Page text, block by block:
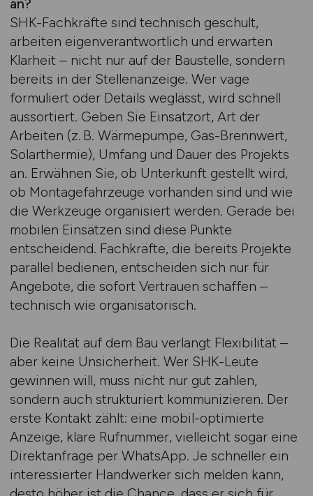
an?
SHK-Fachkräfte sind technisch geschult,
arbeiten eigenverantwortlich und erwarten
Klarheit – nicht nur auf der Baustelle, sondern
bereits in der Stellenanzeige. Wer vage
formuliert oder Details weglässt, wird schnell
aussortiert. Geben Sie Einsatzort, Art der
Arbeiten (z. B. Wärmepumpe, Gas-Brennwert,
Solarthermie), Umfang und Dauer des Projekts
an. Erwähnen Sie, ob Unterkunft gestellt wird,
ob Montagefahrzeuge vorhanden sind und wie
die Werkzeuge organisiert werden. Gerade bei
mobilen Einsätzen sind diese Punkte
entscheidend. Fachkräfte, die bereits Projekte
parallel bedienen, entscheiden sich nur für
Angebote, die sofort Vertrauen schaffen –
technisch wie organisatorisch.
Die Realität auf dem Bau verlangt Flexibilität –
aber keine Unsicherheit. Wer SHK-Leute
gewinnen will, muss nicht nur gut zahlen,
sondern auch strukturiert kommunizieren. Der
erste Kontakt zählt: eine mobil-optimierte
Anzeige, klare Rufnummer, vielleicht sogar eine
Direktanfrage per WhatsApp. Je schneller ein
interessierter Handwerker sich melden kann,